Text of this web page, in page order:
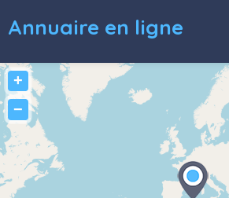
Annuaire en ligne
+
−